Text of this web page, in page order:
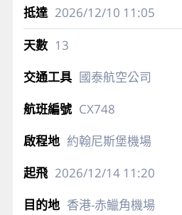
2026/12/10 11:05
13
國泰航空公司
CX748
約翰尼斯堡機場
2026/12/1411:20
香港-赤鱲角機場